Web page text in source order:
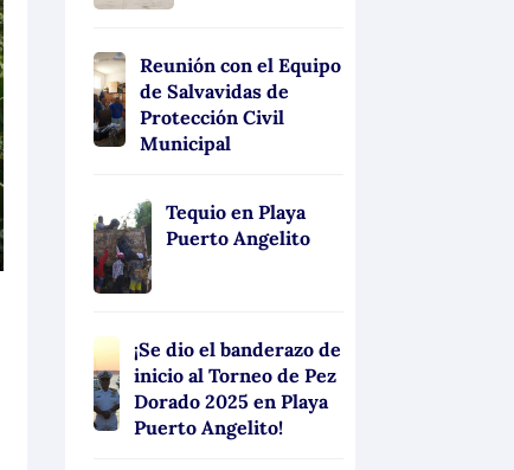
Reunión con el Equipo
de Salvavidas de
Protección Civil
Municipal
Tequio en Playa
Puerto Angelito
¡Se dio el banderazo de
inicio al Torneo de Pez
Dorado 2025 en Playa
Puerto Angelito!